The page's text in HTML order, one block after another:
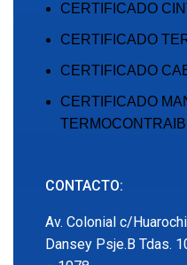
CERTIFICADO
CERTIFICADO
CERTIFICADO
CERTIFICADO
CONTACTO:
Av. Colonial c/
Dansey Psje.B Tdas.